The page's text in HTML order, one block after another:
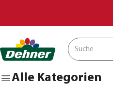
Alle Kategorien